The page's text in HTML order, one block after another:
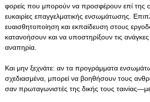
φορείς που μπορούν να προσφέρουν επί της
ευκαιρίες επαγγελματικής ενσωμάτωσης.
ευαισθητοποίηση και εκπαίδευση στους
κατανοήσουν και να υποστηρίξουν τις
αναπηρία.
Και μην ξεχνάτε: αν τα προγράμματα
σχεδιασμένα, μπορεί να βοηθήσουν τους
σαν πρωταγωνιστές της δικής τους